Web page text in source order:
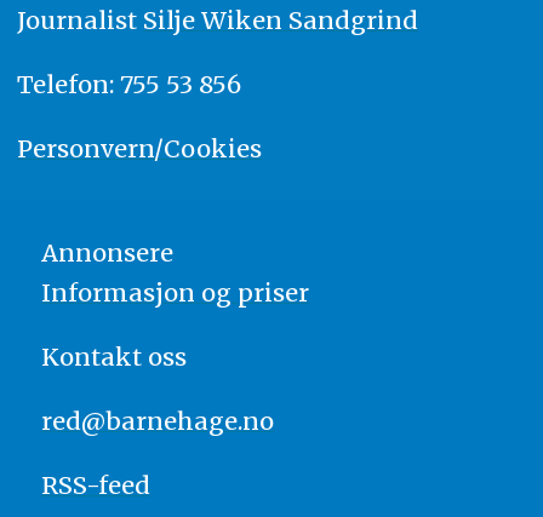
Journalist Silje Wiken Sandgrind
Telefon: 755 53 856
Personvern/Cookies
Annonsere
Informasjon og priser
Kontakt oss
red@barnehage.no
RSS-feed